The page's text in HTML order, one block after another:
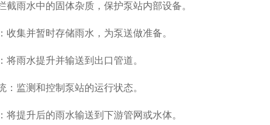
雨水中的固体杂质，保护泵站内部设备。
集并暂时存储雨水，为泵送做准备。
雨水提升并输送到出口管道。
监测和控制泵站的运行状态。
提升后的雨水输送到下游管网或水体。